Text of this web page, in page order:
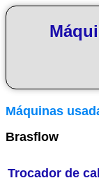
Máquinas
Brasflow
Trocador de